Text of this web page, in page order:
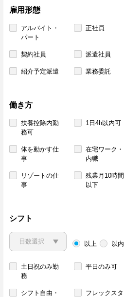
雇用形態
アルバイト・
パート
正社員
契約社員 派遣社員
紹介予定派遣 業務委託
働き方
扶養控除内勤
務可
1日4h以内可
体を動かす仕
事
在宅ワーク・
内職
リゾートの仕
事
残業月10時間
以下
シフト
以上 以内
土日祝のみ勤
務
平日のみ可
シフト自由・
フレックスタ